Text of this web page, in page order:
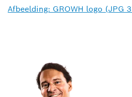
Afbeelding: GROWH logo (JPG